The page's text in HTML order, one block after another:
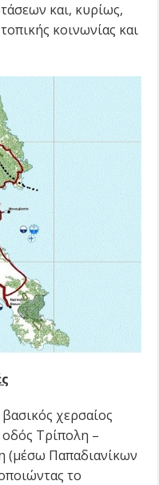
και, κυρίως,
κοινωνίας και
χερσαίος
οδός Τρίπολη –
(μέσω Παπαδιανίκων
το